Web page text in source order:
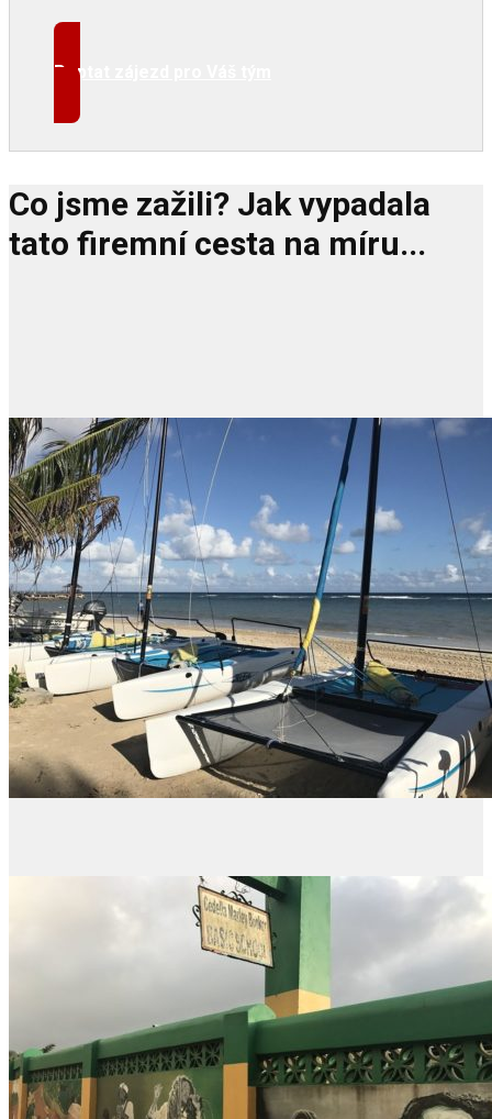
Poptat zájezd pro Váš tým
Co jsme zažili? Jak vypadala
tato firemní cesta na míru...